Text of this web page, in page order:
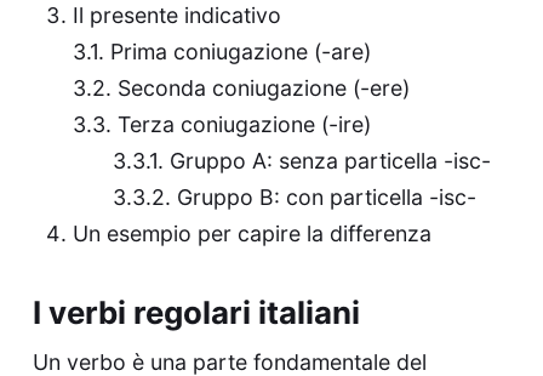
Il presente indicativo
Prima coniugazione (-are)
Seconda coniugazione (-ere)
Terza coniugazione (-ire)
Gruppo A: senza particella -isc-
Gruppo B: con particella -isc-
Un esempio per capire la differenza
I verbi regolari italiani
Un verbo è una parte fondamentale del